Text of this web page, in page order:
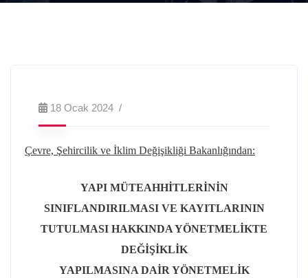
18 Ocak 2024
Çevre, Şehircilik ve İklim Değişikliği Bakanlığından:
YAPI MÜTEAHHİTLERİNİN
SINIFLANDIRILMASI VE KAYITLARININ
TUTULMASI HAKKINDA YÖNETMELİKTE
DEĞİŞİKLİK
YAPILMASINA DAİR YÖNETMELİK